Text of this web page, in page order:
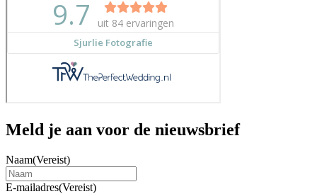
Meld je aan voor de nieuwsbrief
Naam(Vereist)
E-mailadres(Vereist)